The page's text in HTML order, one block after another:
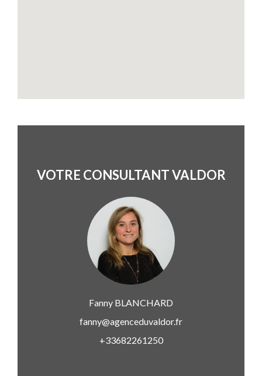
VOTRE CONSULTANT VALDOR
Fanny BLANCHARD
fanny@agenceduvaldor.fr
+33682261250